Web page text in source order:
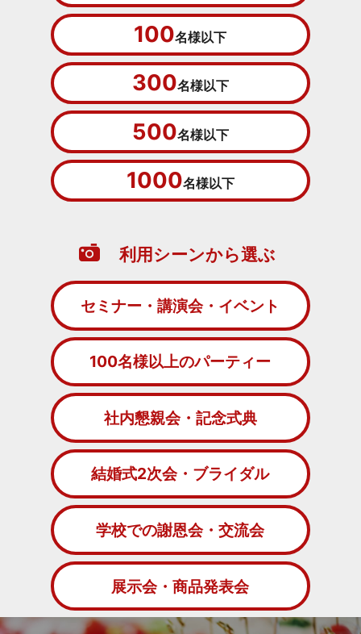
100名様以下
300名様以下
500名様以下
1000名様以下
利用シーンから選ぶ
セミナー・講演会・イベント
100名様以上のパーティー
社内懇親会・記念式典
結婚式2次会・ブライダル
学校での謝恩会・交流会
展示会・商品発表会